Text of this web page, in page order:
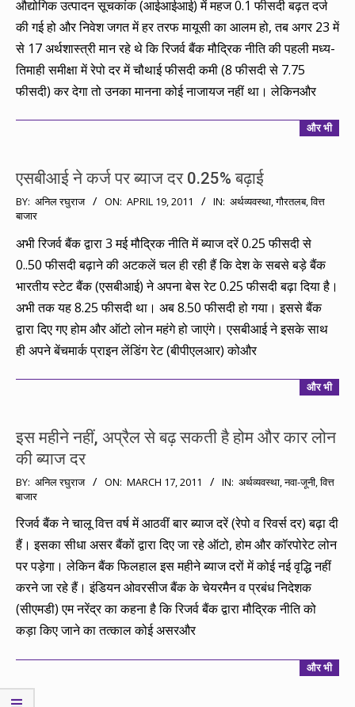
औद्योगिक उत्पादन सूचकांक (आईआईआई) में महज 0.1 फीसदी बढ़त दर्ज
की गई हो और निवेश जगत में हर तरफ मायूसी का आलम हो, तब अगर 23 में
से 17 अर्थशास्त्री मान रहे थे कि रिजर्व बैंक मौद्रिक नीति की पहली मध्य-
तिमाही समीक्षा में रेपो दर में चौथाई फीसदी कमी (8 फीसदी से 7.75
फीसदी) कर देगा तो उनका मानना कोई नाजायज नहीं था। लेकिनऔर
और भी
एसबीआई ने कर्ज पर ब्याज दर 0.25% बढ़ाई
2011-
04-
19
BY: अनिल रघुराज ON: APRIL 19, 2011 IN: अर्थव्यवस्था,गौरतलब,वित्त
बाजार
अभी रिजर्व बैंक द्वारा 3 मई मौद्रिक नीति में ब्याज दरें 0.25 फीसदी से
0..50 फीसदी बढ़ाने की अटकलें चल ही रही हैं कि देश के सबसे बड़े बैंक
भारतीय स्टेट बैंक (एसबीआई) ने अपना बेस रेट 0.25 फीसदी बढ़ा दिया है।
अभी तक यह 8.25 फीसदी था। अब 8.50 फीसदी हो गया। इससे बैंक
द्वारा दिए गए होम और ऑटो लोन महंगे हो जाएंगे। एसबीआई ने इसके साथ
ही अपने बेंचमार्क प्राइन लेंडिंग रेट (बीपीएलआर) कोऔर
और भी
इस महीने नहीं, अप्रैल से बढ़ सकती है होम और कार लोन
की ब्याज दर
2011-
03-
17
BY: अनिल रघुराज ON: MARCH 17, 2011 IN: अर्थव्यवस्था,नवा-जूनी,वित्त
बाजार
रिजर्व बैंक ने चालू वित्त वर्ष में आठवीं बार ब्याज दरें (रेपो व रिवर्स दर) बढ़ा दी
हैं। इसका सीधा असर बैंकों द्वारा दिए जा रहे ऑटो, होम और कॉरपोरेट लोन
पर पड़ेगा। लेकिन बैंक फिलहाल इस महीने ब्याज दरों में कोई नई वृद्धि नहीं
करने जा रहे हैं। इंडियन ओवरसीज बैंक के चेयरमैन व प्रबंध निदेशक
(सीएमडी) एम नरेंद्र का कहना है कि रिजर्व बैंक द्वारा मौद्रिक नीति को
कड़ा किए जाने का तत्काल कोई असरऔर
और भी